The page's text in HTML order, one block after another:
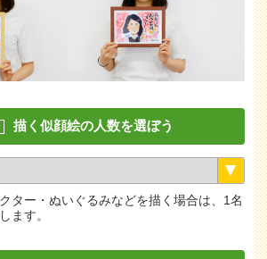
描く似顔絵の人数を選ぼう
ター・ぬいぐるみなどを描く場合は、1名
ます。